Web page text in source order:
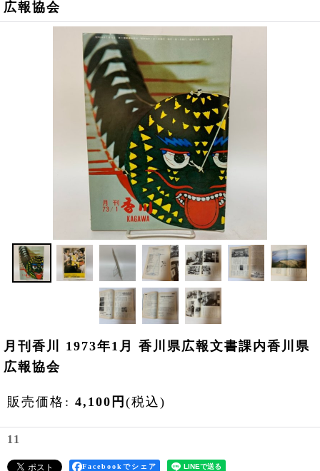
広報協会
月刊香川 1973年1月 香川県広報文書課内香川県
広報協会
販売価格 : 4,100 円 (税込)
11
Facebookでシェア